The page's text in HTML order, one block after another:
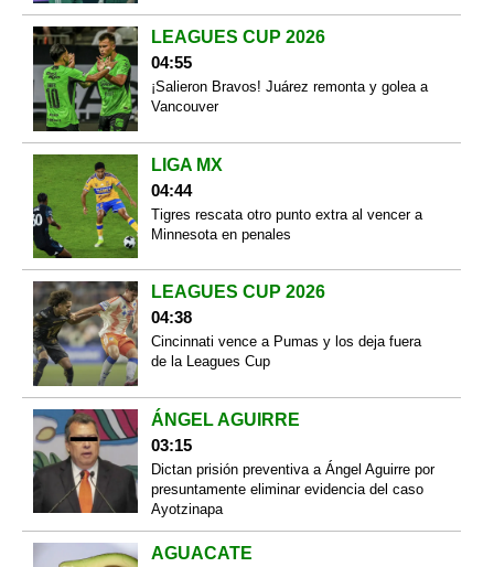
LEAGUES CUP 2026
04:55
¡Salieron Bravos! Juárez remonta y golea a
Vancouver
LIGA MX
04:44
Tigres rescata otro punto extra al vencer a
Minnesota en penales
LEAGUES CUP 2026
04:38
Cincinnati vence a Pumas y los deja fuera
de la Leagues Cup
ÁNGEL AGUIRRE
03:15
Dictan prisión preventiva a Ángel Aguirre por
presuntamente eliminar evidencia del caso
Ayotzinapa
AGUACATE